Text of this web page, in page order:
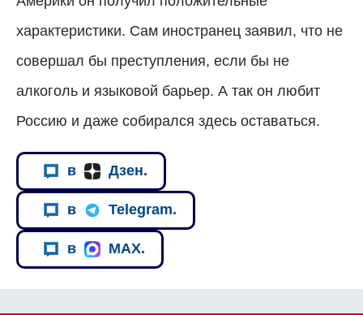
характеристики. Сам иностранец заявил, что не
совершал бы преступления, если бы не
алкоголь и языковой барьер. А так он любит
Россию и даже собирался здесь оставаться.
в Дзен.
в Telegram.
в MAX.